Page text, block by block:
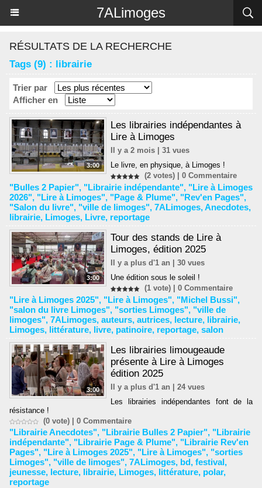
7ALimoges
RÉSULTATS DE LA RECHERCHE
Tags (9) : librairie
Trier par
Afficher en
3:00
Les librairies indépendantes à
Lire à Limoges
Il y a 2 mois | 31 vues
Le livre, en physique, à Limoges !
(2 votes) |0 Commentaire
"Bulles 2 Papier", "Librairie indépendante", "Lire à Limoges
2026", "Lire à Limoges", "Page & Plume", "Rev'en Pages",
"Salon du livre", "ville de limoges", 7ALimoges,Anecdotes,
librairie, Limoges, Livre, reportage
3:00
Tour des stands de Lire à
Limoges, édition 2025
Il y a plus d'1 an | 30 vues
Une édition sous le soleil !
(1 vote) |0 Commentaire
"Lire à Limoges 2025", "Lire à Limoges", "Michel Bussi",
"salon du livre Limoges", "sorties Limoges", "ville de
limoges", 7ALimoges, auteurs, autrices, lecture, librairie,
Limoges, littérature, livre, patinoire, reportage, salon
3:00
Les librairies limougeaude
présente à Lire à Limoges
édition 2025
Il y a plus d'1 an | 24 vues
Les librairies indépendantes font de la
résistance !
(0 vote) | 0 Commentaire
"Librairie Anecdotes", "Librairie Bulles 2 Papier", "Librairie
indépendante", "Librairie Page & Plume", "Librairie Rev'en
Pages", "Lire à Limoges 2025", "Lire à Limoges", "sorties
Limoges", "ville de limoges", 7ALimoges, bd, festival,
jeunesse, lecture, librairie, Limoges, littérature, polar,
reportage